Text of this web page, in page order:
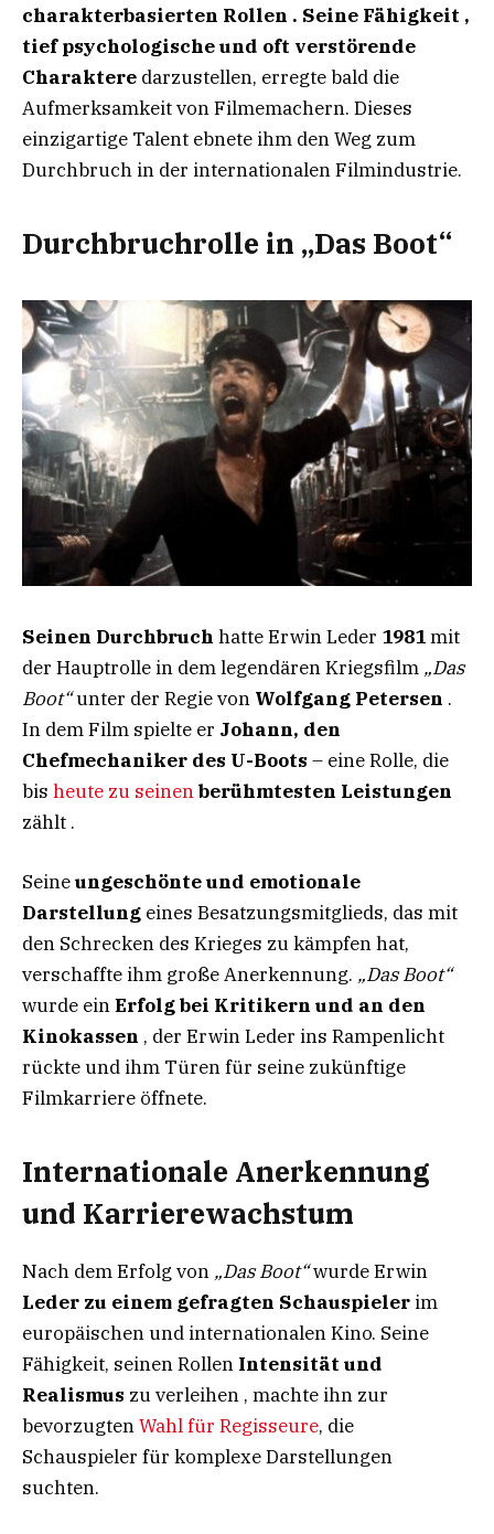
charakterbasierten Rollen . Seine Fähigkeit ,
tief psychologische und oft verstörende
Charaktere darzustellen, erregte bald die
Aufmerksamkeit von Filmemachern. Dieses
einzigartige Talent ebnete ihm den Weg zum
Durchbruch in der internationalen Filmindustrie.
Durchbruchrolle in „Das Boot“
Seinen Durchbruch hatte Erwin Leder 1981mit
der Hauptrolle in dem legendären Kriegsfilm „Das
Boot“unter der Regie von Wolfgang Petersen .
In dem Film spielte er Johann, den
Chefmechaniker des U-Boots – eine Rolle, die
bis heute zu seinenberühmtesten Leistungen
zählt .
Seineungeschönte und emotionale
Darstellung eines Besatzungsmitglieds, das mit
den Schrecken des Krieges zu kämpfen hat,
verschaffte ihm große Anerkennung. „Das Boot“
wurde einErfolg bei Kritikern und an den
Kinokassen , der Erwin Leder ins Rampenlicht
rückte und ihm Türen für seine zukünftige
Filmkarriere öffnete.
Internationale Anerkennung
und Karrierewachstum
Nach dem Erfolg von „Das Boot“wurde Erwin
Leder zu einem gefragten Schauspieler im
europäischen und internationalen Kino. Seine
Fähigkeit, seinen Rollen Intensität und
Realismus zu verleihen , machte ihn zur
bevorzugtenWahl für Regisseure, die
Schauspieler für komplexe Darstellungen
suchten.